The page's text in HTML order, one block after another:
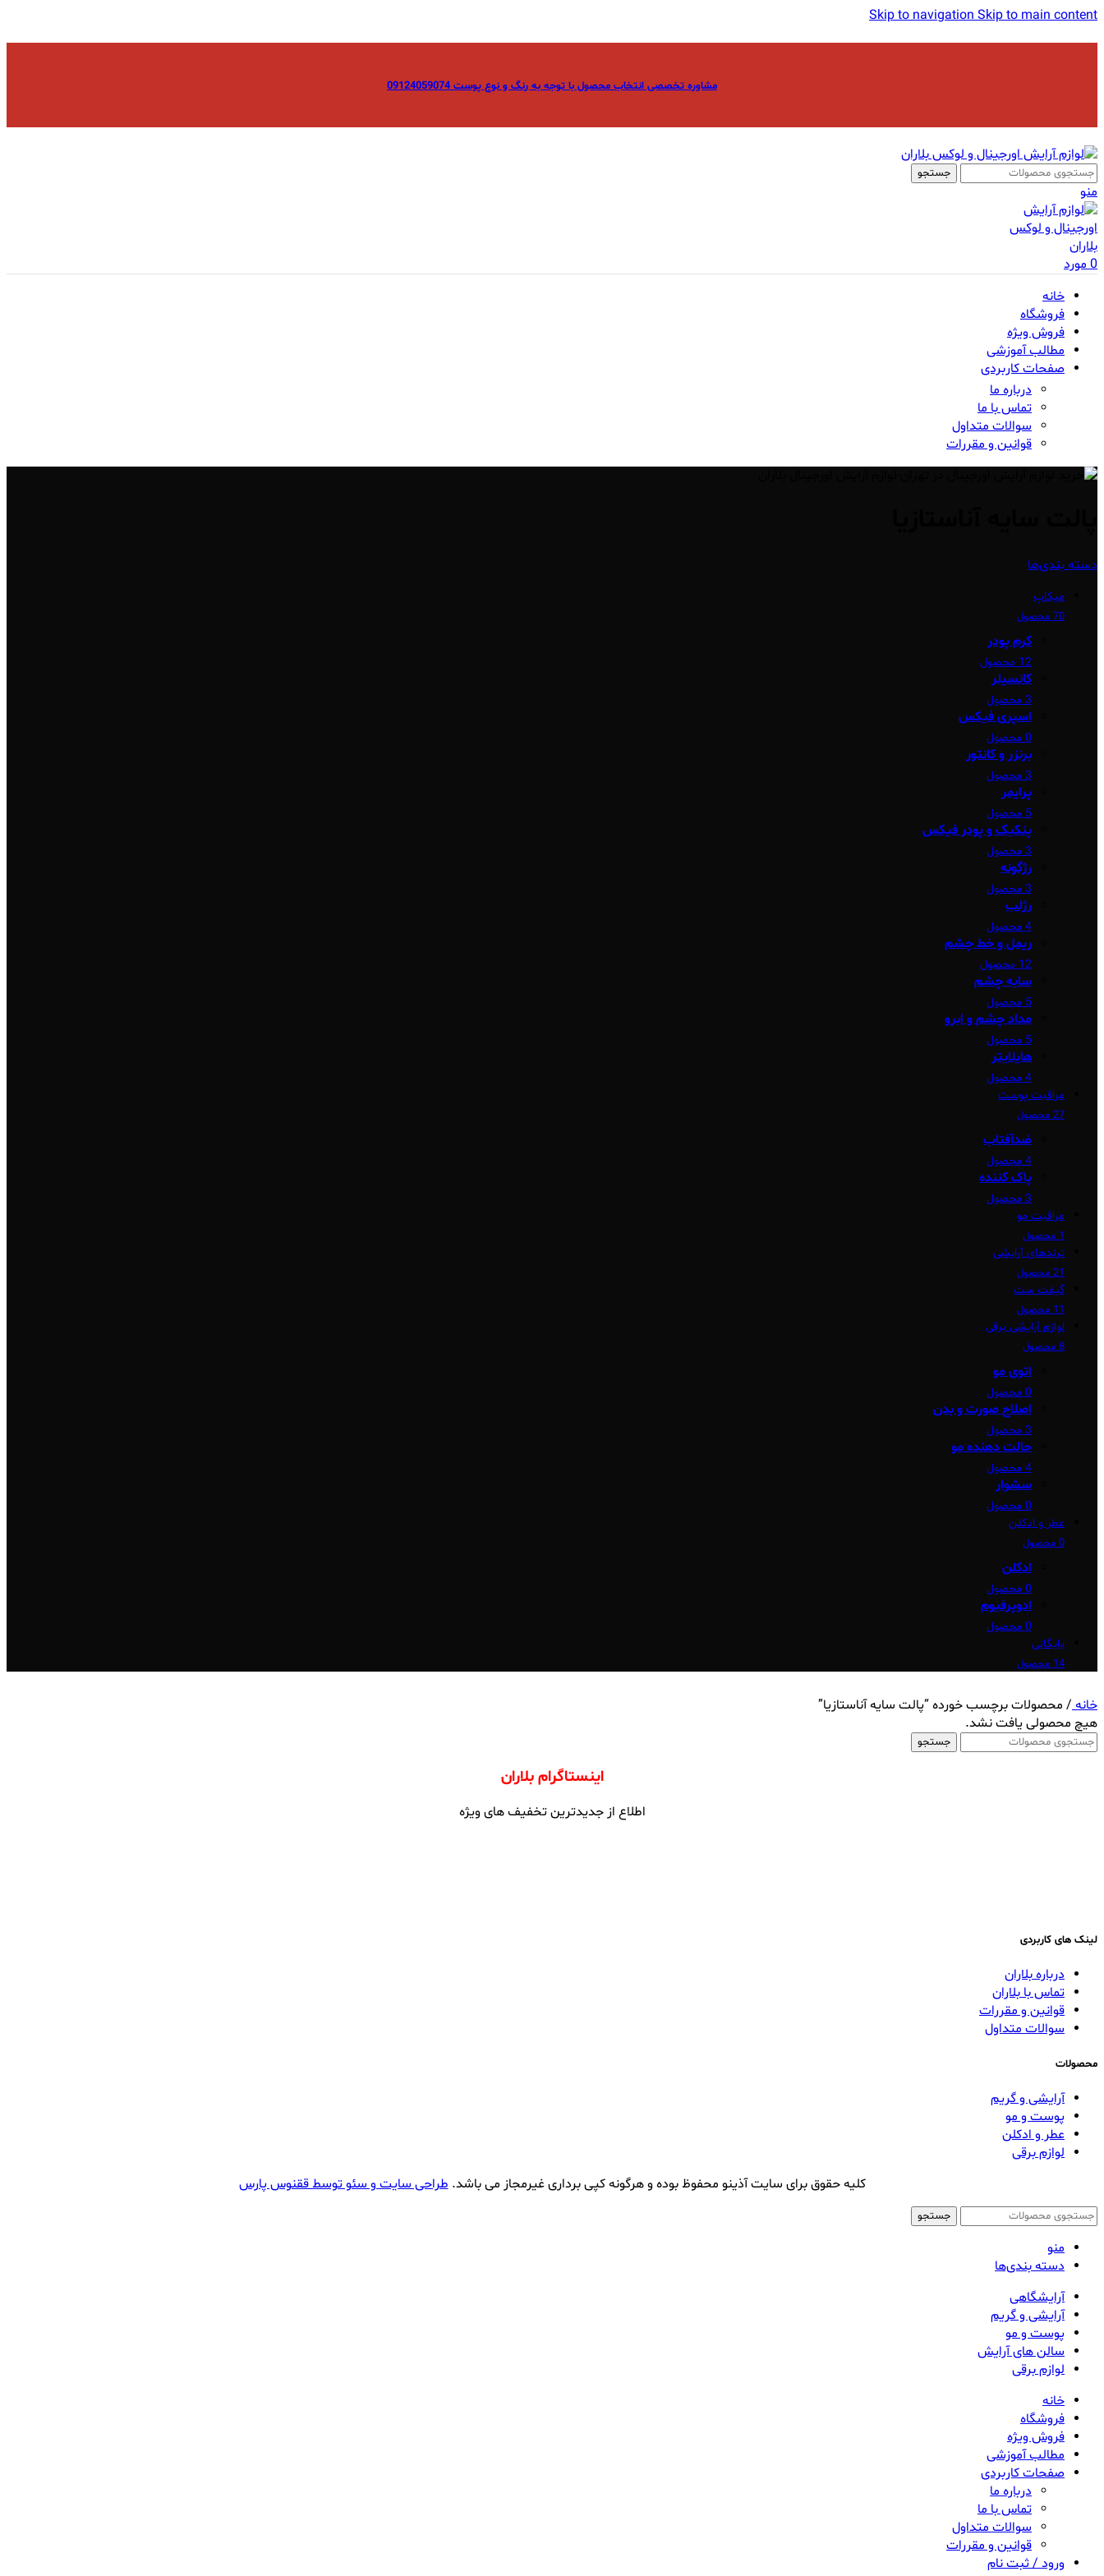
Skip to navigationSkip to main content
مشاوره تخصصی انتخاب محصول با توجه به رنگ و نوع پوست 09124059074
جستجو
منو
0مورد
خانه
فروشگاه
فروش ویژه
مطالب آموزشی
صفحات کاربردی
درباره ما
تماس با ما
سوالات متداول
قوانین و مقررات
دسته بندی‌ها
میکاپ
70 محصول
کرم پودر
12 محصول
کانسیلر
3 محصول
اسپری فیکس
0 محصول
برنزر و کانتور
3 محصول
پرایمر
5 محصول
پنکیک و پودر فیکس
3 محصول
رژگونه
3 محصول
رژلب
4 محصول
ریمل و خط چشم
12 محصول
سایه چشم
5 محصول
مداد چشم و ابرو
5 محصول
هایلایتر
4 محصول
مراقبت پوست
27 محصول
ضدآفتاب
4 محصول
پاک کننده
3 محصول
مراقبت مو
1 محصول
ترندهای آرایشی
21 محصول
گیفت ست
11 محصول
لوازم آرایشی برقی
8 محصول
اتوی مو
0 محصول
اصلاح صورت و بدن
3 محصول
حالت دهنده مو
4 محصول
سشوار
0 محصول
عطر و ادکلن
0 محصول
ادکلن
0 محصول
ادوپرفیوم
0 محصول
بایگانی
14 محصول
خانه/ محصولات برچسب خورده “پالت سایه آناستازیا”
هیچ محصولی یافت نشد.
جستجو
اینستاگرام بلاران
اطلاع از جدیدترین تخفیف های ویژه
لینک های کاربردی
درباره بلاران
تماس با بلاران
قوانین و مقررات
سوالات متداول
محصولات
آرایشی و گریم
پوست و مو
عطر و ادکلن
لوازم برقی
کلیه حقوق برای سایت آذینو محفوظ بوده و هرگونه کپی برداری غیرمجاز می باشد.طراحی سایت و سئو توسط ققنوس پارس
جستجو
منو
دسته بندی‌ها
آرایشگاهی
آرایشی و گریم
پوست و مو
سالن های آرایش
لوازم برقی
خانه
فروشگاه
فروش ویژه
مطالب آموزشی
صفحات کاربردی
درباره ما
تماس با ما
سوالات متداول
قوانین و مقررات
ورود / ثبت نام